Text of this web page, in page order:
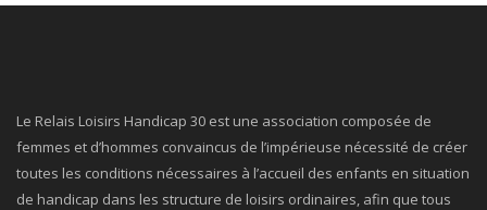
Le Relais Loisirs Handicap 30 est une association composée de
femmes et d’hommes convaincus de l’impérieuse nécessité de créer
toutes les conditions nécessaires à l’accueil des enfants en situation
de handicap dans les structure de loisirs ordinaires, afin que tous